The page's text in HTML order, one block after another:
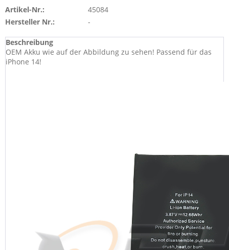
Artikel-Nr.:
45084
Hersteller Nr.:
-
Beschreibung
OEM Akku wie auf der Abbildung zu sehen! Passend für das
iPhone 14!